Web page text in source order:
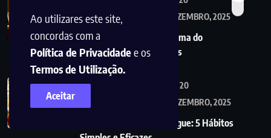
Ao utilizares este site,
concordas com a
Política de Privacidadee os
Termos de Utilização.
Aceitar
SOCIAL
DEZEMBRO, 2025
Viúva tem direito a reforma do
marido? Descubra os seus
SAÚDE E ESTILO
20
DEZEMBRO, 2025
Controle o Açúcar no Sangue: 5 Hábitos